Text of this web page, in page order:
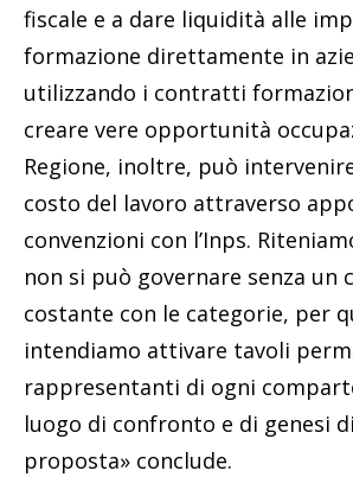
fiscale e a dare liquidità alle
formazione direttamente in
utilizzando i contratti
creare vere opportunità
Regione, inoltre, può
costo del lavoro attraverso
convenzioni con l’Inps.
non si può governare senza un
costante con le categorie, per
intendiamo attivare tavoli
rappresentanti di ogni
luogo di confronto e di genesi
proposta» conclude.